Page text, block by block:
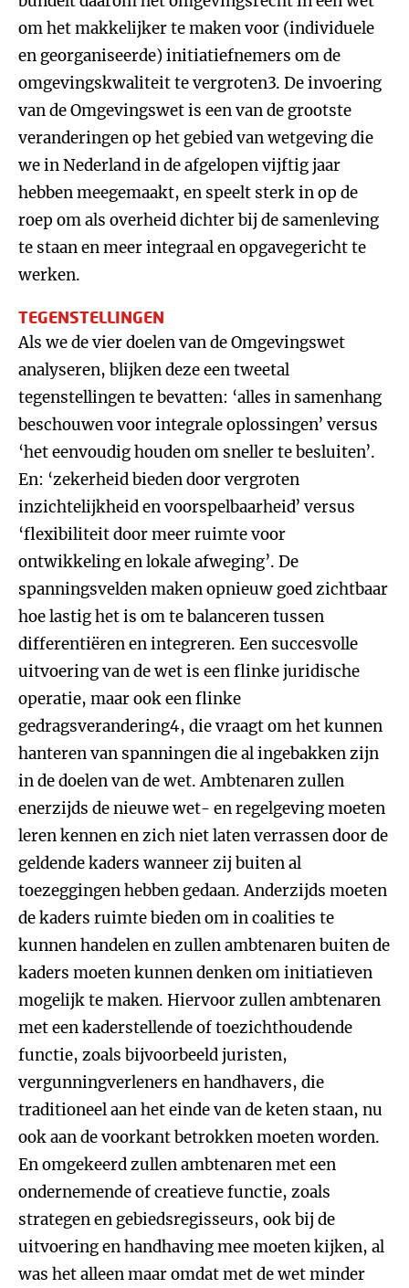
om het makkelijker te maken voor (individuele
en georganiseerde) initiatiefnemers om de
omgevingskwaliteit te vergroten3. De invoering
van de Omgevingswet is een van de grootste
veranderingen op het gebied van wetgeving die
we in Nederland in de afgelopen vijftig jaar
hebben meegemaakt, en speelt sterk in op de
roep om als overheid dichter bij de samenleving
te staan en meer integraal en opgavegericht te
werken.
TEGENSTELLINGEN
Als we de vier doelen van de Omgevingswet
analyseren, blijken deze een tweetal
tegenstellingen te bevatten: ‘alles in samenhang
beschouwen voor integrale oplossingen’ versus
‘het eenvoudig houden om sneller te besluiten’.
En: ‘zekerheid bieden door vergroten
inzichtelijkheid en voorspelbaarheid’ versus
‘flexibiliteit door meer ruimte voor
ontwikkeling en lokale afweging’. De
spanningsvelden maken opnieuw goed zichtbaar
hoe lastig het is om te balanceren tussen
differentiëren en integreren. Een succesvolle
uitvoering van de wet is een flinke juridische
operatie, maar ook een flinke
gedragsverandering4, die vraagt om het kunnen
hanteren van spanningen die al ingebakken zijn
in de doelen van de wet. Ambtenaren zullen
enerzijds de nieuwe wet- en regelgeving moeten
leren kennen en zich niet laten verrassen door de
geldende kaders wanneer zij buiten al
toezeggingen hebben gedaan. Anderzijds moeten
de kaders ruimte bieden om in coalities te
kunnen handelen en zullen ambtenaren buiten de
kaders moeten kunnen denken om initiatieven
mogelijk te maken. Hiervoor zullen ambtenaren
met een kaderstellende of toezichthoudende
functie, zoals bijvoorbeeld juristen,
vergunningverleners en handhavers, die
traditioneel aan het einde van de keten staan, nu
ook aan de voorkant betrokken moeten worden.
En omgekeerd zullen ambtenaren met een
ondernemende of creatieve functie, zoals
strategen en gebiedsregisseurs, ook bij de
uitvoering en handhaving mee moeten kijken, al
was het alleen maar omdat met de wet minder